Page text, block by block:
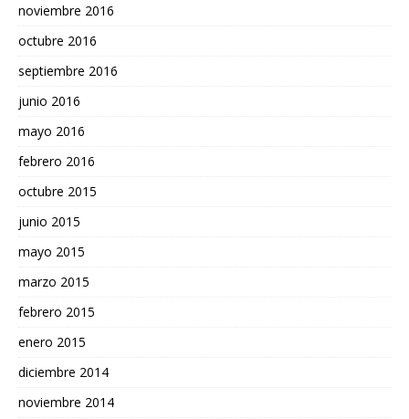
noviembre 2016
octubre 2016
septiembre 2016
junio 2016
mayo 2016
febrero 2016
octubre 2015
junio 2015
mayo 2015
marzo 2015
febrero 2015
enero 2015
diciembre 2014
noviembre 2014